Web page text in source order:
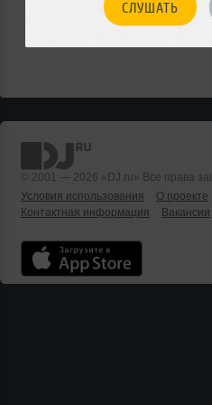
СЛУШАТЬ
© 2001 — 2026 «DJ.ru» Все права
Условия использования
О проекте
Контактная информация
Вакансии